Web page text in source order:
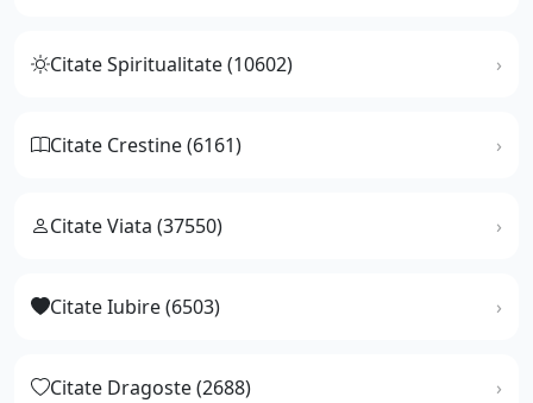
Citate Spiritualitate (10602)
Citate Crestine (6161)
Citate Viata (37550)
Citate Iubire (6503)
Citate Dragoste (2688)